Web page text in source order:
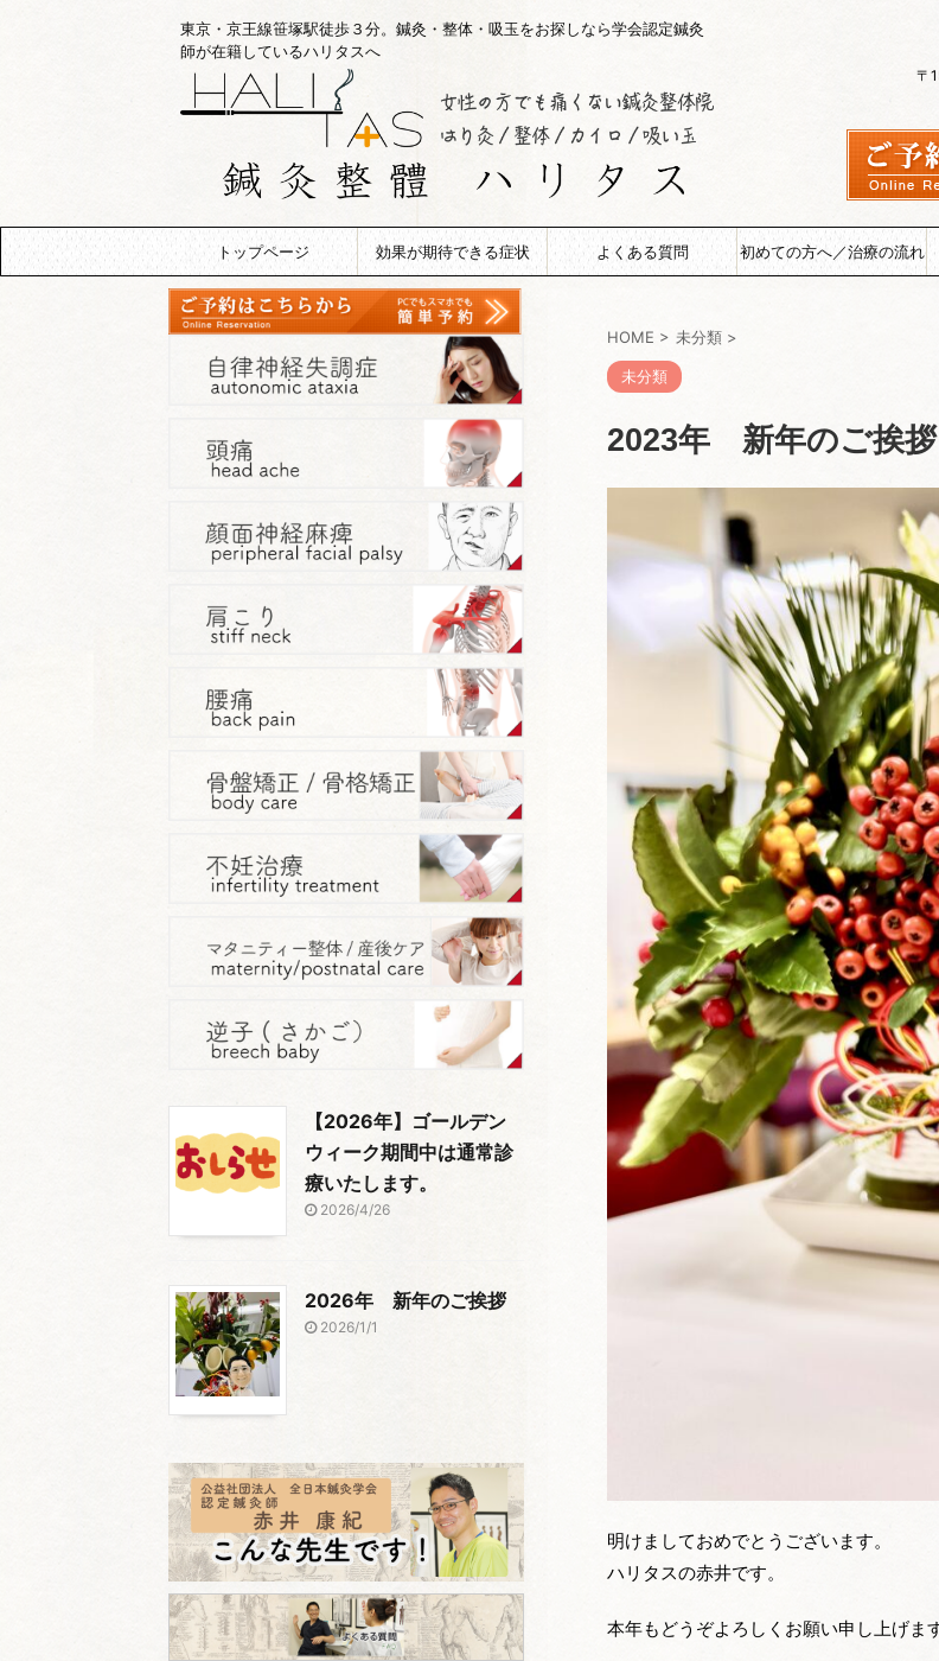
東京・京王線笹塚駅徒歩３分。鍼灸・整体・吸玉をお探しなら学会認定鍼灸
師が在籍しているハリタスへ
〒
トップページ 効果が期待できる症状 よくある質問 初めての方へ／治療の流れ
HOME > 未分類 >
未分類
2023年 新年のご挨拶
明けましておめでとうございます。
ハリタスの赤井です。
本年もどうぞよろしくお願い申し上げます
【2026年】ゴールデン
ウィーク期間中は通常診
療いたします。
2026/4/26
2026年 新年のご挨拶
2026/1/1